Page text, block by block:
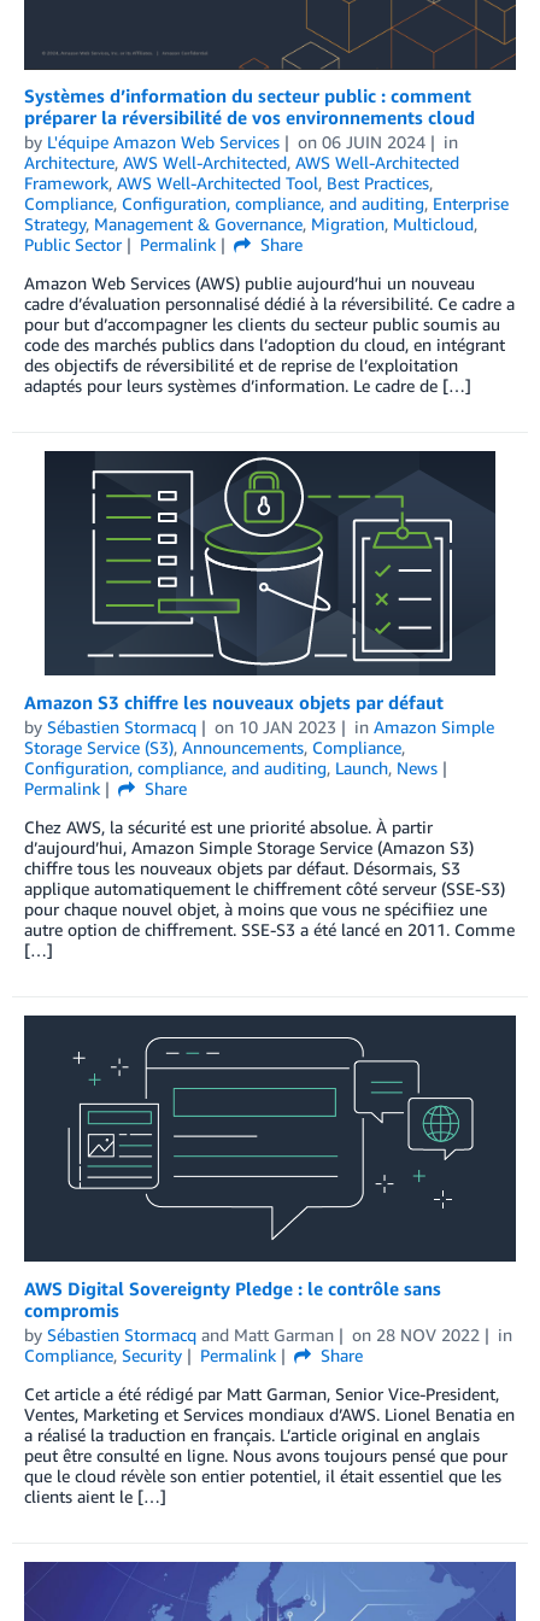
Systèmes d’information du secteur public : comment
préparer la réversibilité de vos environnements cloud
by L'équipe Amazon Web Services on 06 JUIN 2024
in
Architecture, AWS Well-Architected, AWS Well-Architected
Framework, AWS Well-Architected Tool, Best Practices,
Compliance, Configuration, compliance, and auditing, Enterprise
Strategy, Management & Governance, Migration, Multicloud,
Public Sector
Permalink
Share
Amazon Web Services (AWS) publie aujourd’hui un nouveau
cadre d’évaluation personnalisé dédié à la réversibilité. Ce cadre a
pour but d’accompagner les clients du secteur public soumis au
code des marchés publics dans l’adoption du cloud, en intégrant
des objectifs de réversibilité et de reprise de l’exploitation
adaptés pour leurs systèmes d’information. Le cadre de […]
Amazon S3 chiffre les nouveaux objets par défaut
by Sébastien Stormacq on 10 JAN 2023 in Amazon Simple
Storage Service (S3), Announcements, Compliance,
Configuration, compliance, and auditing, Launch, News
Permalink
Share
Chez AWS, la sécurité est une priorité absolue. À partir
d’aujourd’hui, Amazon Simple Storage Service (Amazon S3)
chiffre tous les nouveaux objets par défaut. Désormais, S3
applique automatiquement le chiffrement côté serveur (SSE-S3)
pour chaque nouvel objet, à moins que vous ne spécifiiez une
autre option de chiffrement. SSE-S3 a été lancé en 2011. Comme
[…]
AWS Digital Sovereignty Pledge : le contrôle sans
compromis
by Sébastien Stormacq and Matt Garman on 28 NOV 2022
in
Compliance, Security Permalink
Share
Cet article a été rédigé par Matt Garman, Senior Vice-President,
Ventes, Marketing et Services mondiaux d’AWS. Lionel Benatia en
a réalisé la traduction en français. L’article original en anglais
peut être consulté en ligne. Nous avons toujours pensé que pour
que le cloud révèle son entier potentiel, il était essentiel que les
clients aient le […]